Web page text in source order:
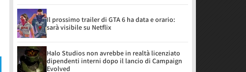
Il prossimo trailer di GTA 6 ha data e orario:
sarà visibile su Netflix
Halo Studios non avrebbe in realtà licenziato
dipendenti interni dopo il lancio di Campaign
Evolved